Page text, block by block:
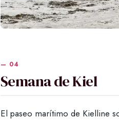
Semana de Kiel
El paseo marítimo de Kielline